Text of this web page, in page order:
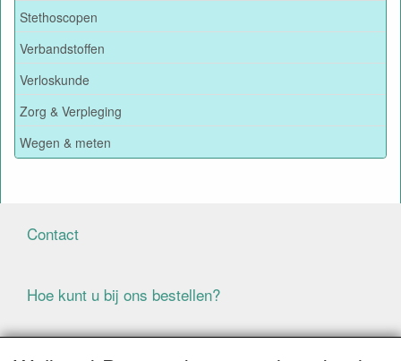
Stethoscopen
Verbandstoffen
Verloskunde
Zorg & Verpleging
Wegen & meten
Contact
Hoe kunt u bij ons bestellen?
Voorwaarden